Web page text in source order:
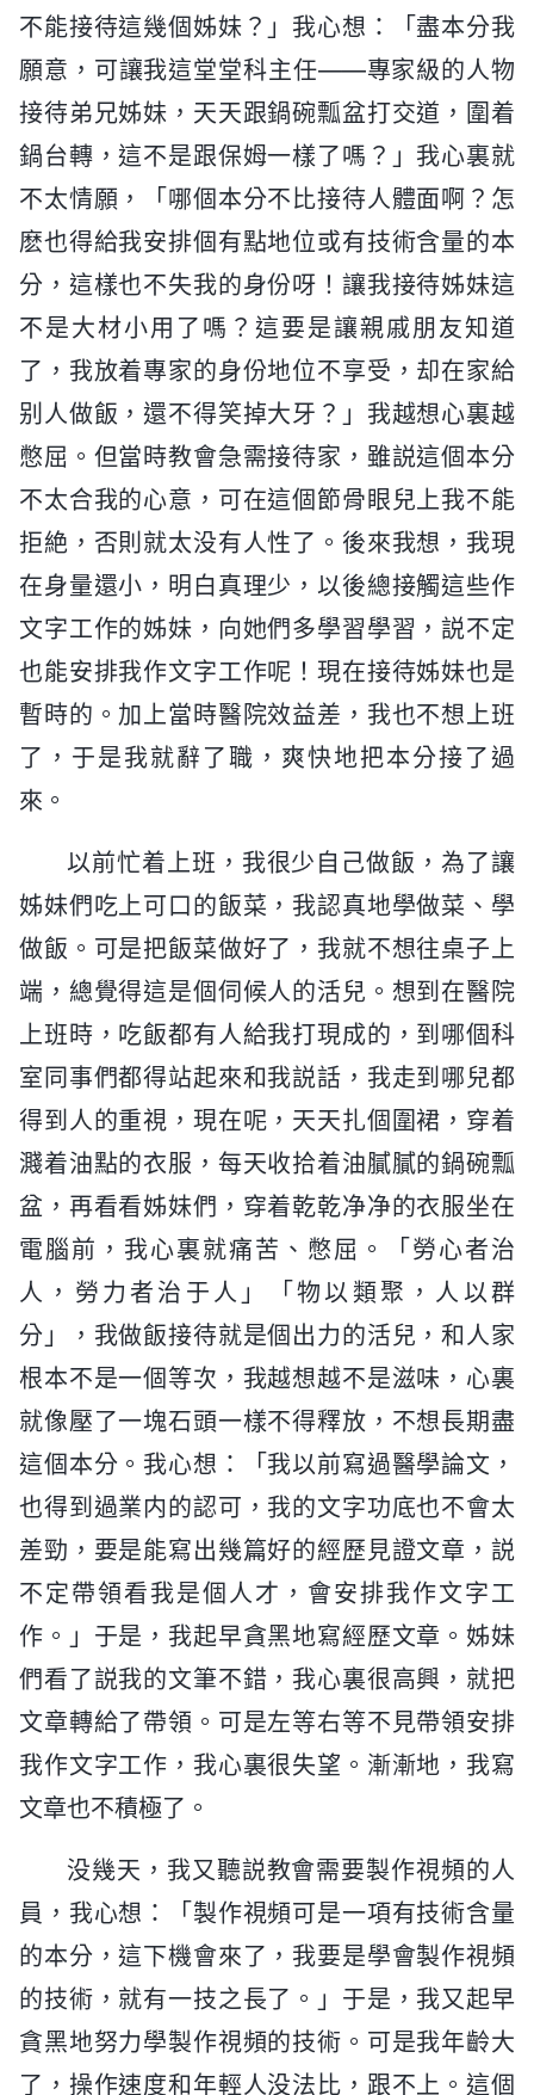
不能接待這幾個姊妹？」我心想：「盡本分我
願意，可讓我這堂堂科主任——專家級的人物
接待弟兄姊妹，天天跟鍋碗瓢盆打交道，圍着
鍋台轉，這不是跟保姆一樣了嗎？」我心裏就
不太情願，「哪個本分不比接待人體面啊？怎
麽也得給我安排個有點地位或有技術含量的本
分，這樣也不失我的身份呀！讓我接待姊妹這
不是大材小用了嗎？這要是讓親戚朋友知道
了，我放着專家的身份地位不享受，却在家給
别人做飯，還不得笑掉大牙？」我越想心裏越
憋屈。但當時教會急需接待家，雖説這個本分
不太合我的心意，可在這個節骨眼兒上我不能
拒絶，否則就太没有人性了。後來我想，我現
在身量還小，明白真理少，以後總接觸這些作
文字工作的姊妹，向她們多學習學習，説不定
也能安排我作文字工作呢！現在接待姊妹也是
暫時的。加上當時醫院效益差，我也不想上班
了，于是我就辭了職，爽快地把本分接了過
來。
以前忙着上班，我很少自己做飯，為了讓
姊妹們吃上可口的飯菜，我認真地學做菜、學
做飯。可是把飯菜做好了，我就不想往桌子上
端，總覺得這是個伺候人的活兒。想到在醫院
上班時，吃飯都有人給我打現成的，到哪個科
室同事們都得站起來和我説話，我走到哪兒都
得到人的重視，現在呢，天天扎個圍裙，穿着
濺着油點的衣服，每天收拾着油膩膩的鍋碗瓢
盆，再看看姊妹們，穿着乾乾净净的衣服坐在
電腦前，我心裏就痛苦、憋屈。「勞心者治
人，勞力者治于人」「物以類聚，人以群
分」，我做飯接待就是個出力的活兒，和人家
根本不是一個等次，我越想越不是滋味，心裏
就像壓了一塊石頭一樣不得釋放，不想長期盡
這個本分。我心想：「我以前寫過醫學論文，
也得到過業内的認可，我的文字功底也不會太
差勁，要是能寫出幾篇好的經歷見證文章，説
不定帶領看我是個人才，會安排我作文字工
作。」于是，我起早貪黑地寫經歷文章。姊妹
們看了説我的文筆不錯，我心裏很高興，就把
文章轉給了帶領。可是左等右等不見帶領安排
我作文字工作，我心裏很失望。漸漸地，我寫
文章也不積極了。
没幾天，我又聽説教會需要製作視頻的人
員，我心想：「製作視頻可是一項有技術含量
的本分，這下機會來了，我要是學會製作視頻
的技術，就有一技之長了。」于是，我又起早
貪黑地努力學製作視頻的技術。可是我年齡大
了，操作速度和年輕人没法比，跟不上。這個